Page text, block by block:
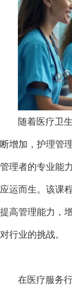
随着医疗卫
断增加，护理管
管理者的专业能
应运而生。该课
提高管理能力，
对行业的挑战。
在医疗服务